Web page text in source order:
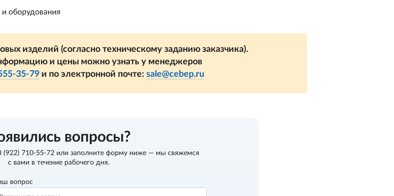
оборудования
изделий (согласно техническому заданию заказчика).
и цены можно узнать у менеджеров
35-79и по электронной почте: sale@cebep.ru
вопросы?
(922) 710-55-72или заполните форму ниже — мы свяжемся
с вами в течение рабочего дня.
вопрос